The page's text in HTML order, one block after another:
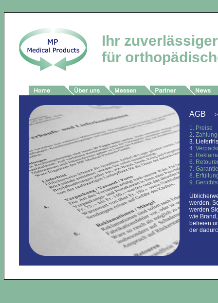
Ihr
für
AGB
>
1. Preise
2.
3.
4.
5.
6.
7. Garantie
8.
9.
werden.
werden
wie
befreien
der